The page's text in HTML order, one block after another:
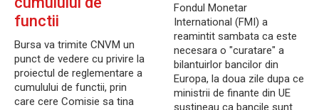
functii
Bursa va trimite CNVM un
punct de vedere cu privire la
proiectul de reglementare a
cumulului de functii, prin
care cere Comisie sa tina
Fondul Monetar
International (FMI) a
reamintit sambata ca este
necesara o "curatare" a
bilantuirlor bancilor din
Europa, la doua zile dupa ce
ministrii de finante din UE
sustineau ca bancile sunt